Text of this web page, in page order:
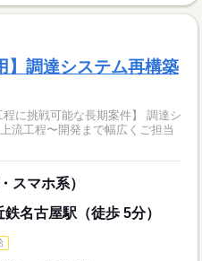
】調達システム再構築
程に挑戦可能な長期案件】 調達シ
流工程〜開発まで幅広くご担当
スマホ系）
名古屋駅（徒歩 5分）